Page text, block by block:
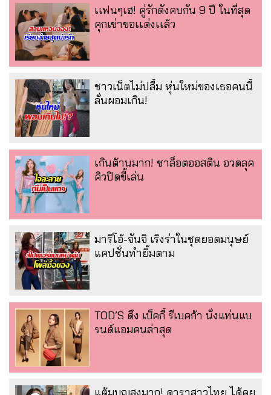
เเฟนๆเฮ! คู่รักดังคบกัน 9 ปี ในที่สุด
คุกเข่าขอเเต่งเเล้ว
ชาวเน็ตไม่ปลื้ม หุ่นใหม่ของเธอคนนี้
ลั่นผอมเกิน!
เกินต้านมาก! ชาล็อตออสติน อวดลุค
คิวปิดขี้เล่น
มาริโอ้-จันจิ เริงร่าในชุดยอดมนุษย์
แคปชั่นทำยิ้มตาม
TOD’S ดึง เบ็คกี้ รีเบคก้า นั่งแท่นแบ
รนด์แอมคนล่าสุด
แต้มบุญสูงมาก! ดาราสาวไทย ได้คุย